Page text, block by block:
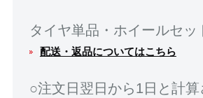
タイヤ単品・ホイールセッ
配送・返品についてはこちら
○注文日翌日から1日と計